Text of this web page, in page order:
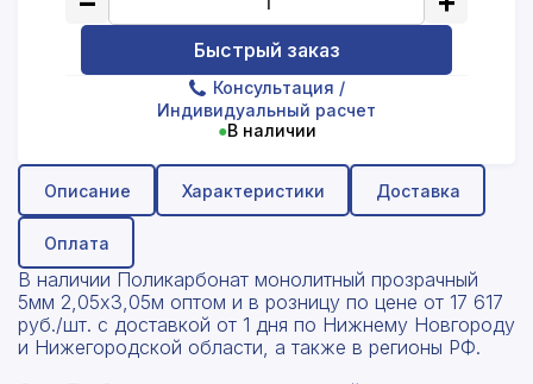
Быстрый заказ
Консультация /
Индивидуальный расчет
●В наличии
Описание Характеристики Доставка
Оплата
В наличии Поликарбонат монолитный прозрачный
5мм 2,05x3,05м оптом и в розницу по цене от 17 617
руб./шт. с доставкой от 1 дня по Нижнему Новгороду
и Нижегородской области, а также в регионы РФ.